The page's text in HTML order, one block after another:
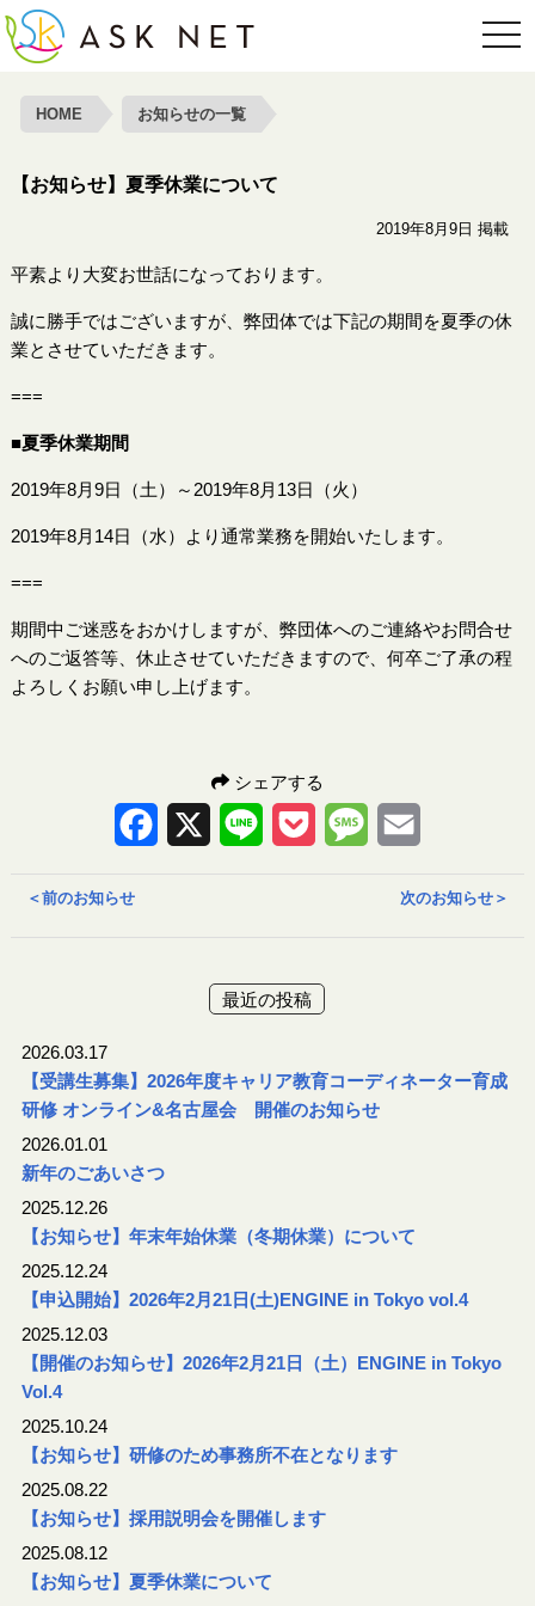
HOME お知らせの一覧
【お知らせ】夏季休業について
2019年8月9日 掲載
平素より大変お世話になっております。
誠に勝手ではございますが、弊団体では下記の期間を夏季の休
業とさせていただきます。
===
■夏季休業期間
2019年8月9日（土）～2019年8月13日（火）
2019年8月14日（水）より通常業務を開始いたします。
===
期間中ご迷惑をおかけしますが、弊団体へのご連絡やお問合せ
へのご返答等、休止させていただきますので、何卒ご了承の程
よろしくお願い申し上げます。
シェアする
Facebook Line Pocket Message
＜前のお知らせ 次のお知らせ ＞
最近の投稿
2026.03.17
【受講生募集】2026年度キャリア教育コーディネーター育成
研修 オンライン&名古屋会 開催のお知らせ
2026.01.01
新年のごあいさつ
2025.12.26
【お知らせ】年末年始休業（冬期休業）について
2025.12.24
【申込開始】2026年2月21日(土)ENGINE in Tokyo vol.4
2025.12.03
【開催のお知らせ】2026年2月21日（土）ENGINE in Tokyo
Vol.4
2025.10.24
【お知らせ】研修のため事務所不在となります
2025.08.22
【お知らせ】採用説明会を開催します
2025.08.12
【お知らせ】夏季休業について